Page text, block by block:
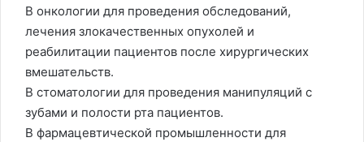
В онкологии для проведения обследований,
лечения злокачественных опухолей и
реабилитации пациентов после хирургических
вмешательств.
В стоматологии для проведения манипуляций с
зубами и полости рта пациентов.
В фармацевтической промышленности для